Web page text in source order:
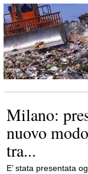
Milano:
nuovo
tra...
E’ stata presentata